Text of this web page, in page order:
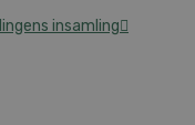
insamling